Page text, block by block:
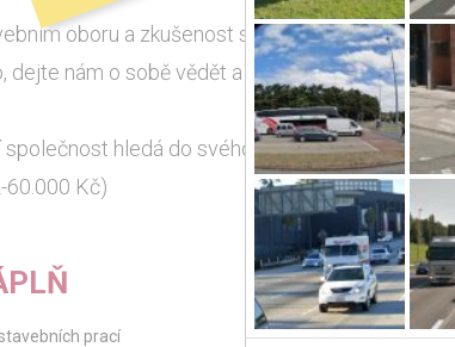
oboru a zkušenost s vedením stavby?
dejte nám o sobě vědět a pošlete životopis!
hledá do svého týmu novou posilu
60.000 Kč)
prací